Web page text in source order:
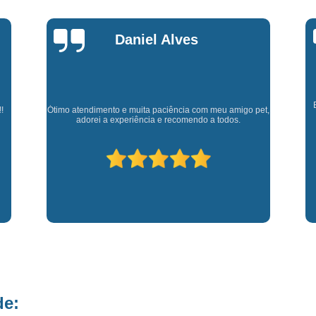
Microchipagem para Gatos
Ozonioterapia para Cachorro
Ozonioterapia para Cães
Marly Rosa
Experiência muito boa, trata meus animaizinhos super
bem além de ter ótimos doutores que estão sempre
disponíveis para retirar dúvidas.